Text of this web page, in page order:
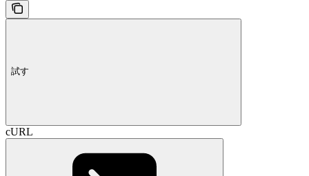
試す
cURL